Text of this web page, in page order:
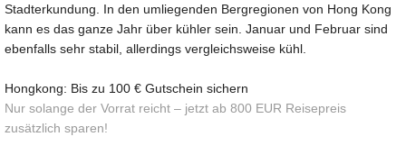
Stadterkundung. In den umliegenden Bergregionen von Hong Kong
kann es das ganze Jahr über kühler sein. Januar und Februar sind
ebenfalls sehr stabil, allerdings vergleichsweise kühl.
Hongkong: Bis zu 100 € Gutschein sichern
Nur solange der Vorrat reicht – jetzt ab 800 EUR Reisepreis
zusätzlich sparen!